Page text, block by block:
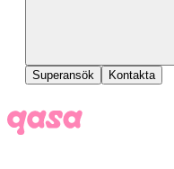
Superansök Kontakta